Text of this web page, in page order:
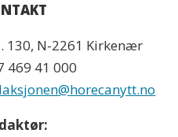
130, N-2261 Kirkenær
469 41 000